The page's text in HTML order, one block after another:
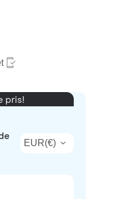
pris!
EUR(€)